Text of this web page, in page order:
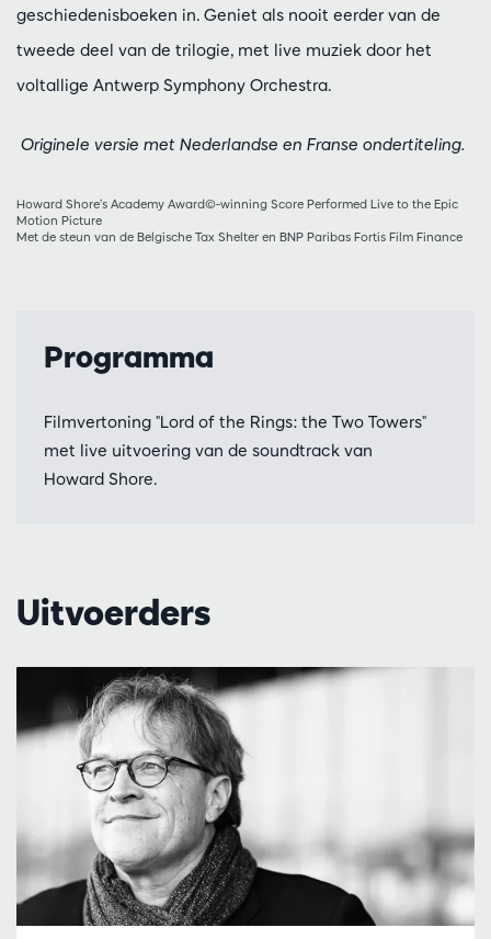
geschiedenisboeken in. Geniet als nooit eerder van de
tweede deel van de trilogie, met live muziek door het
voltallige Antwerp Symphony Orchestra.
Originele versie met Nederlandse en Franse ondertiteling.
Howard Shore’s Academy Award©-winning Score Performed Live to the Epic
Motion Picture
Met de steun van de Belgische Tax Shelter en BNP Paribas Fortis Film Finance
Programma
Filmvertoning "Lord of the Rings: the Two Towers"
met live uitvoering van de soundtrack van
Howard Shore.
Uitvoerders